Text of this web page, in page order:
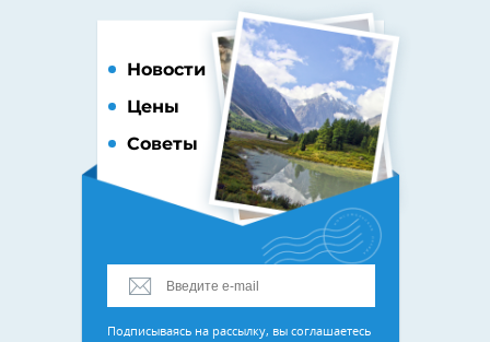
Новости
Цены
Советы
Подписываясь на рассылку, вы соглашаетесь